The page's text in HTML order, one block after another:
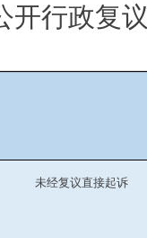
开行政复
未经复议直接起诉